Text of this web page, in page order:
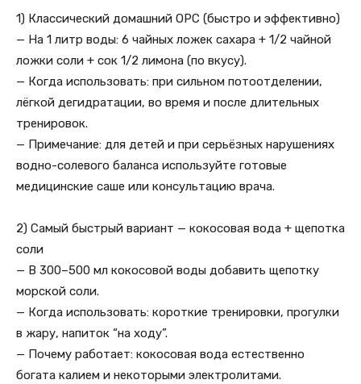
1) Классический домашний ОРС (быстро и эффективно)
— На 1 литр воды: 6 чайных ложек сахара + 1/2 чайной
ложки соли + сок 1/2 лимона (по вкусу).
— Когда использовать: при сильном потоотделении,
лёгкой дегидратации, во время и после длительных
тренировок.
— Примечание: для детей и при серьёзных нарушениях
водно-солевого баланса используйте готовые
медицинские саше или консультацию врача.
2) Самый быстрый вариант — кокосовая вода + щепотка
соли
— В 300–500 мл кокосовой воды добавить щепотку
морской соли.
— Когда использовать: короткие тренировки, прогулки
в жару, напиток “на ходу”.
— Почему работает: кокосовая вода естественно
богата калием и некоторыми электролитами.